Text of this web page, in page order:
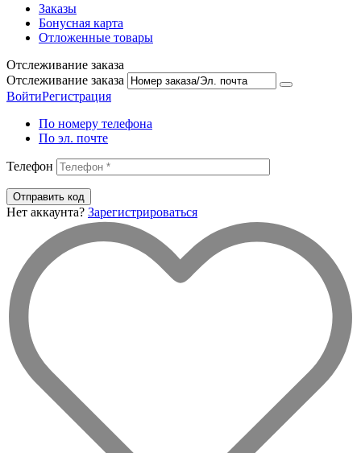
Заказы
Бонусная карта
Отложенные товары
Отслеживание заказа
Отслеживание заказа
ВойтиРегистрация
По номеру телефона
По эл. почте
Телефон
Отправить код
Нет аккаунта? Зарегистрироваться